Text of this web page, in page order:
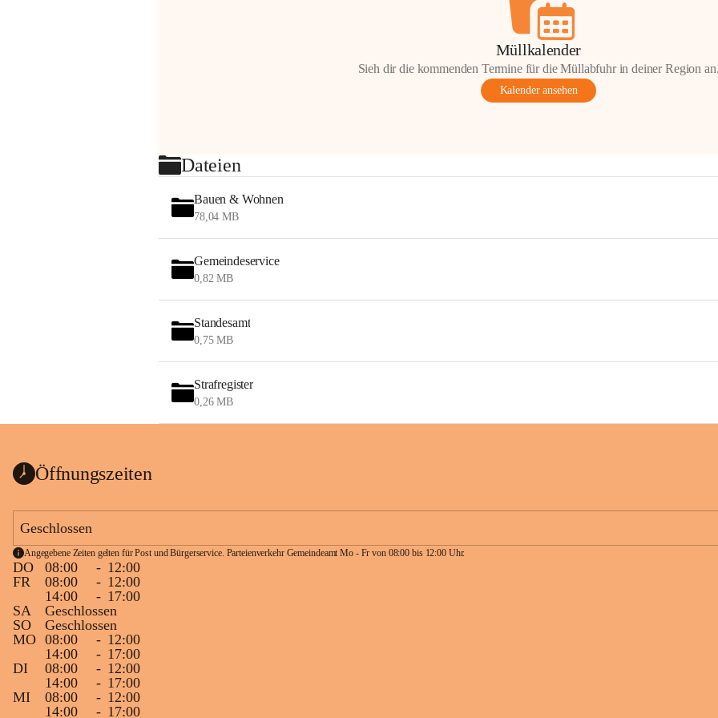
Müllkalender
Sieh dir die kommenden Termine für die Müllabfuhr in deiner Region
Kalender ansehen
Dateien
Bauen & Wohnen
78,04 MB
Gemeindeservice
0,82 MB
Standesamt
0,75 MB
Strafregister
0,26 MB
Öffnungszeiten
Geschlossen
Angegebene Zeiten gelten für Post und Bürgerservice. Parteienverkehr Gemeindeamt Mo - Fr von 08:00 bis 12:00 Uhr.
DO 08:00 - 12:00
FR
08:00 - 12:00
14:00
- 17:00
SA
Geschlossen
SO
Geschlossen
MO 08:00 - 12:00
14:00
- 17:00
DI
08:00 - 12:00
14:00
- 17:00
MI
08:00 - 12:00
14:00
- 17:00